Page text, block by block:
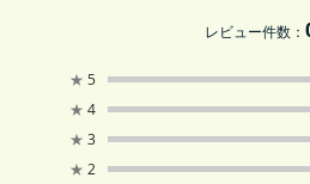
レビュー件数：
★ 5
★ 4
★ 3
★ 2